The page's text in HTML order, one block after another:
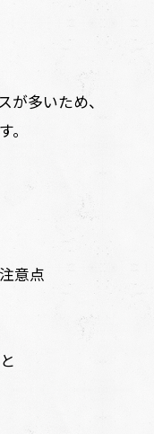
が多いため、
意点